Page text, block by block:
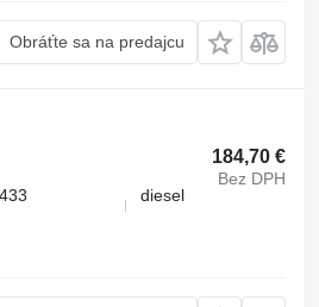
Obráťte sa na predajcu
184,70 €
Bez DPH
diesel